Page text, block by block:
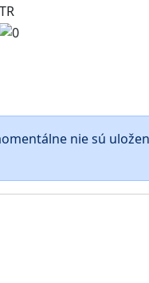
TR
nie sú